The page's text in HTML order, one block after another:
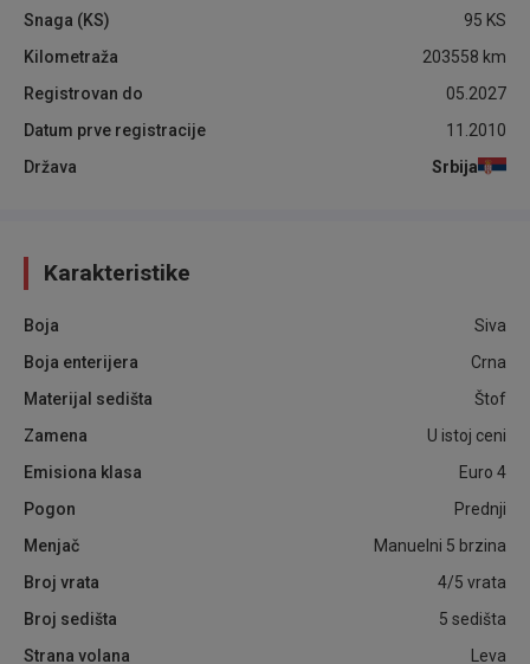
Snaga (KS)
95 KS
Kilometraža
203558 km
Registrovan do
05.2027
Datum prve registracije
11.2010
Država
Srbija
Karakteristike
Boja
Siva
Boja enterijera
Crna
Materijal sedišta
Štof
Zamena
U istoj ceni
Emisiona klasa
Euro 4
Pogon
Prednji
Menjač
Manuelni 5 brzina
Broj vrata
4/5 vrata
Broj sedišta
5 sedišta
Strana volana
Leva